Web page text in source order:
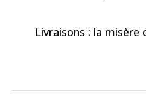
Livraisons : la